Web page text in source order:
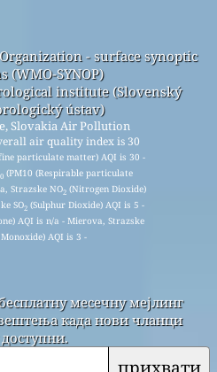
- surface synoptic
(WMO-SYNOP)
institute (Slovenský
ústav)
Slovakia Air Pollution
air quality index is 30
particulate matter) AQI is 30 -
(PM10 (Respirable particulate
Strazske NO2(Nitrogen Dioxide)
SO2 (Sulphur Dioxide) AQI is 5 -
AQI is n/a - Mierova, Strazske
AQI is 3 -
месечну мејлинг
када нови чланци
прихвати